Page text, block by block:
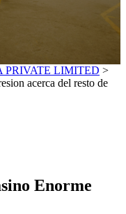
PRIVATE LIMITED >
acerca del resto de
Enorme